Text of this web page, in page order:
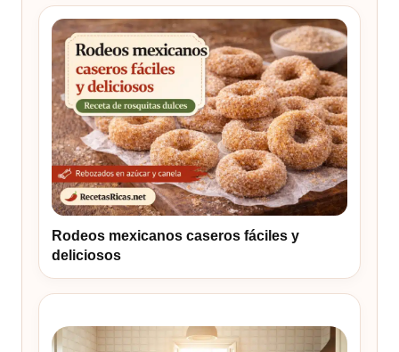
Rodeos mexicanos caseros fáciles y
deliciosos